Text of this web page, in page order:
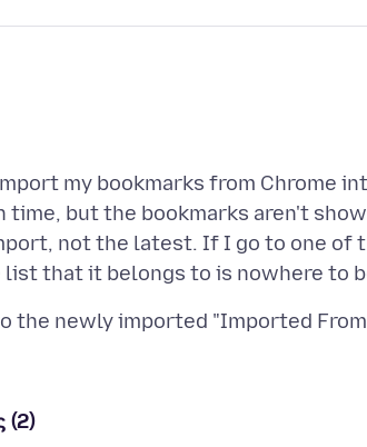
my bookmarks from Chrome
but the bookmarks aren't
not the latest. If I go to one of
(2)